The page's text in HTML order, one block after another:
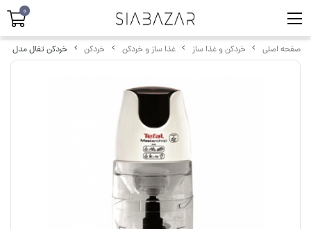
صفحه اصلی خردکن و غذا ساز غذا ساز و خردکن خردکن خردکن تفال مدل MB450B30
0